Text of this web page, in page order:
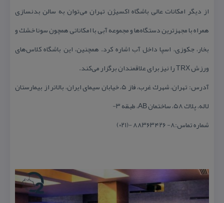
از دیگر امكانات عالی باشگاه اكسیژن تهران می‌توان به سالن بدنسازی
همراه با مجهزترین دستگاه‌ها و مجموعه آبی با امكاناتی همچون سونا خشك و
بخار، جكوزی، اسپا داخل آب اشاره كرد. همچنین، این باشگاه كلاس‌های
ورزش TRX را نیز برای علاقمندان برگزار می‌كند.
آدرس: تهران، شهرك غرب، فاز ۵، خیابان سیمای ایران، بالاتر از بیمارستان
لاله، پلاك ۵۸، ساختمان AB، طبقه ۳-
شماره تماس:۸- ۸۸۳۶۳۴۲۶ -(۰۲۱)